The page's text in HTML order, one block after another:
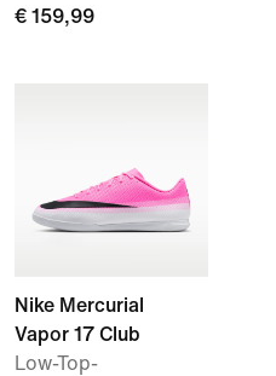
€ 159,99
Nike Mercurial
Vapor 17 Club
Low-Top-